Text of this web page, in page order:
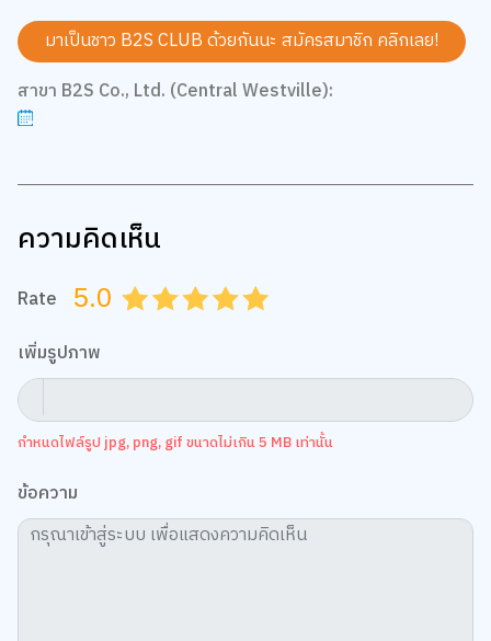
มาเป็นชาว B2S CLUB ด้วยกันนะ สมัครสมาชิก คลิกเลย!
สาขา B2S Co., Ltd. (Central Westville):
ความคิดเห็น
Rate 5.0 4.5
4.0
3.5
3.0
2.5
2.0
1.5
1.0
0.5
เพิ่มรูปภาพ
กำหนดไฟล์รูป jpg, png, gif ขนาดไม่เกิน 5 MB เท่านั้น
ข้อความ